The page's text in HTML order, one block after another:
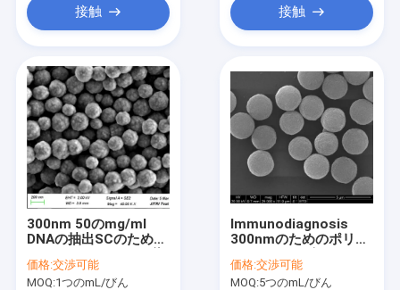
接触 接触
300nm 50のmg/ml
DNAの抽出SCのための
気ビード
価格:交渉可能
MOQ:1つのmL/びん
Immunodiagnosis
300nmのためのポリマ
mg/ml 50のmL
価格:交渉可能
MOQ:5つのmL/びん